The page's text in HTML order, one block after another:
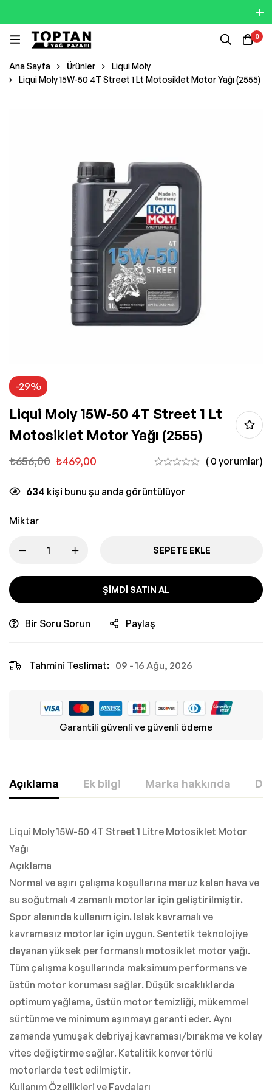
0
Ana Sayfa Ürünler
Liqui Moly
Liqui Moly 15W-50 4T Street 1 Lt Motosiklet Motor Yağı (2555)
-29%
Liqui Moly 15W-50 4T Street 1 Lt
Motosiklet Motor Yağı (2555)
₺656,00 ₺469,00 ( 0 yorumlar)
634 kişi bunu şu anda görüntülüyor
Miktar
SEPETE EKLE
ŞIMDI SATIN AL
Bir Soru Sorun Paylaş
Tahmini Teslimat: 09 - 16 Ağu, 2026
Garantili güvenli ve güvenli ödeme
Açıklama Ek bilgi Marka hakkında
Liqui Moly 15W-50 4T Street 1 Litre Motosiklet Motor
Yağı
Açıklama
Normal ve aşırı çalışma koşullarına maruz kalan hava ve
su soğutmalı 4 zamanlı motorlar için geliştirilmiştir.
Spor alanında kullanım için. Islak kavramalı ve
kavramasız motorlar için uygun. Sentetik teknolojiye
dayanan yüksek performanslı motosiklet motor yağı.
Tüm çalışma koşullarında maksimum performans ve
üstün motor koruması sağlar. Düşük sıcaklıklarda
optimum yağlama, üstün motor temizliği, mükemmel
sürtünme ve minimum aşınmayı garanti eder. Aynı
zamanda yumuşak debriyaj kavraması/bırakma ve kolay
vites değiştirme sağlar. Katalitik konvertörlü
motorlarda test edilmiştir.
Kullanım Özellikleri ve Faydaları